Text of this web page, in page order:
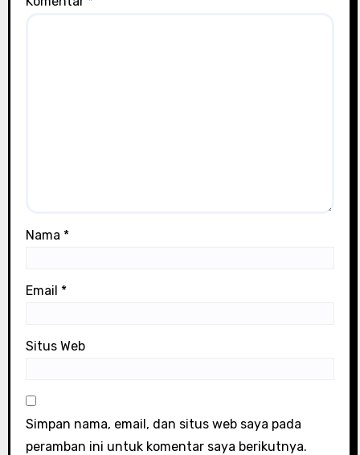
Nama *
Email *
Situs Web
Simpan nama, email, dan situs web saya pada
peramban ini untuk komentar saya berikutnya.